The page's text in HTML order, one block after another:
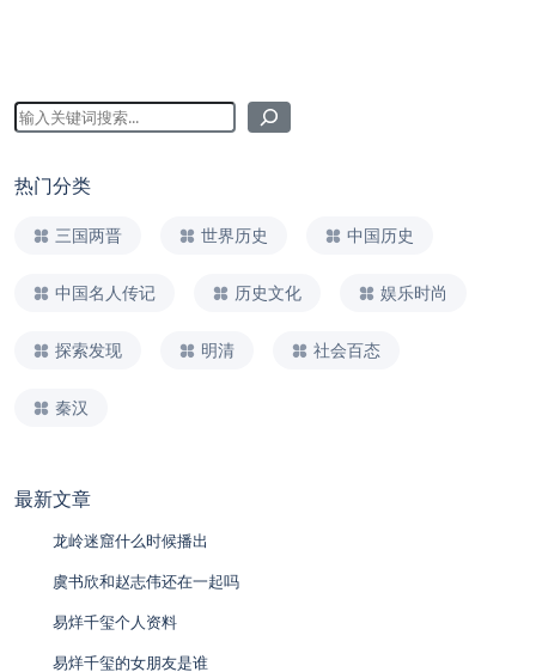
热门分类
三国两晋 世界历史 中国历史
中国名人传记 历史文化 娱乐时尚
探索发现 明清 社会百态
秦汉
最新文章
龙岭迷窟什么时候播出
虞书欣和赵志伟还在一起吗
易烊千玺个人资料
易烊千玺的女朋友是谁